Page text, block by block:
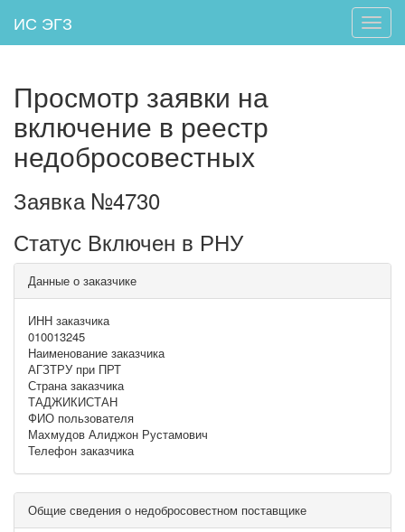
Toggle
ИС ЭГЗ
Просмотр заявки на
включение в реестр
недобросовестных
Заявка №4730
Статус Включен в РНУ
Данные о заказчике
ИНН заказчика
010013245
Наименование заказчика
АГЗТРУ при ПРТ
Страна заказчика
ТАДЖИКИСТАН
ФИО пользователя
Махмудов Алиджон Рустамович
Телефон заказчика
Общие сведения о недобросовестном поставщике